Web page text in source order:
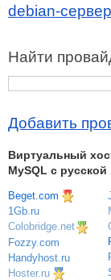
debian-
Найти
Добавить
Виртуальный
MySQL с
Beget.com
1Gb.ru
Colobridge.net
Fozzy.com
Handyhost.ru
Hoster.ru